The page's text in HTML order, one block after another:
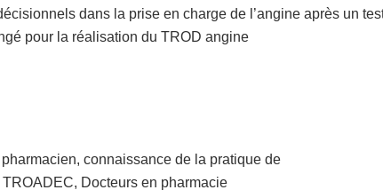
dans la prise en charge de l’angine après un
pour la réalisation du TROD angine
connaissance de la pratique de
Docteurs en pharmacie